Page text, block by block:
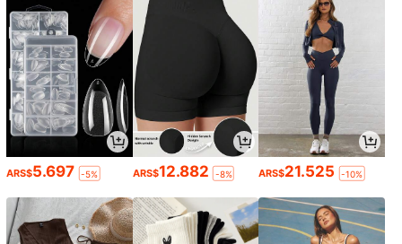
ARS$5.697 -5% ARS$12.882 -8% ARS$21.525 -10%